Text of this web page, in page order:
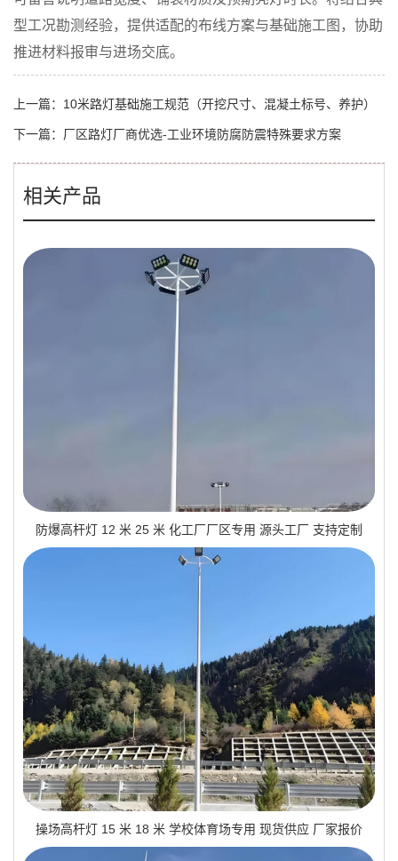
型工况勘测经验，提供适配的布线方案与基础施工图，协助
推进材料报审与进场交底。
上一篇： 10米路灯基础施工规范（开挖尺寸、混凝土标号、养护）
下一篇： 厂区路灯厂商优选-工业环境防腐防震特殊要求方案
相关产品
防爆高杆灯 12 米 25 米 化工厂厂区专用 源头工厂 支持定制
操场高杆灯 15 米 18 米 学校体育场专用 现货供应 厂家报价